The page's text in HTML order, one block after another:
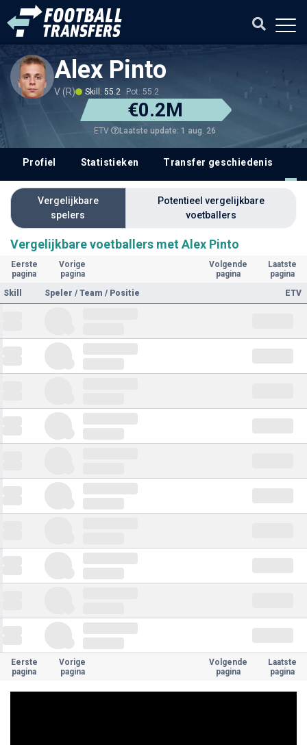
Alex Pinto
V (R) Skill: 55.2 Pot: 55.2
€0.2M
ETV Laatste update: 1 aug. 26
Profiel Statistieken Transfer geschiedenis
Vergelijkbare
spelers
Potentieel vergelijkbare
voetballers
Vergelijkbare voetballers met Alex Pinto
Eerste
pagina
Vorige
pagina
Volgende
pagina
Laatste
pagina
Skill
Speler / Team / Positie ETV
Eerste
pagina
Vorige
pagina
Volgende
pagina
Laatste
pagina